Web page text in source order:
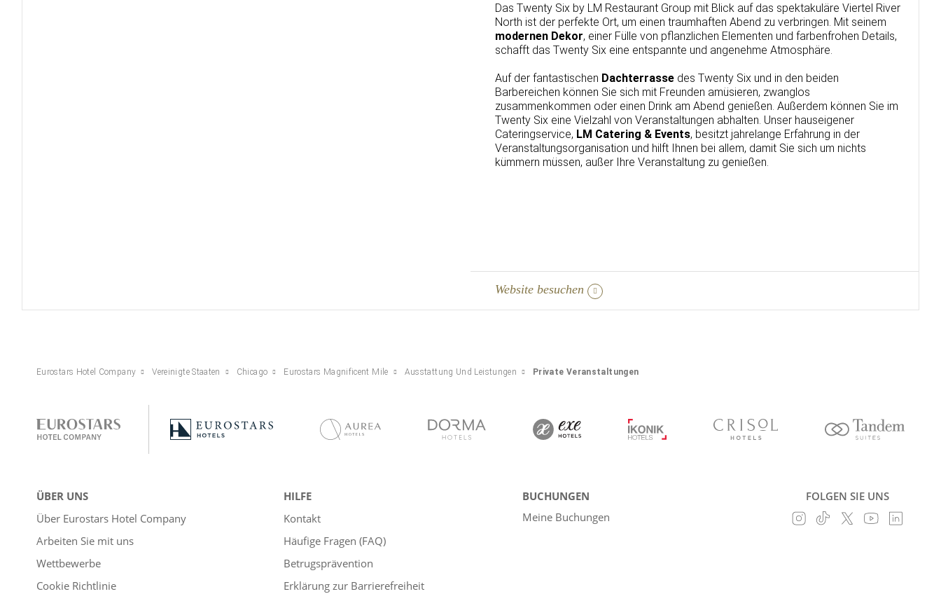
Das Twenty Six by LM Restaurant Group mit Blick auf das spektakuläre Viertel River
North ist der perfekte Ort, um einen traumhaften Abend zu verbringen. Mit seinem
modernen Dekor, einer Fülle von pflanzlichen Elementen und farbenfrohen Details,
schafft das Twenty Six eine entspannte und angenehme Atmosphäre.
Auf der fantastischen Dachterrasse des Twenty Six und in den beiden
Barbereichen können Sie sich mit Freunden amüsieren, zwanglos
zusammenkommen oder einen Drink am Abend genießen. Außerdem können Sie im
Twenty Six eine Vielzahl von Veranstaltungen abhalten. Unser hauseigener
Cateringservice, LM Catering & Events, besitzt jahrelange Erfahrung in der
Veranstaltungsorganisation und hilft Ihnen bei allem, damit Sie sich um nichts
kümmern müssen, außer Ihre Veranstaltung zu genießen.
Website besuchen
Eurostars Hotel Company Vereinigte Staaten Chicago Eurostars Magnificent Mile Ausstattung Und Leistungen Private Veranstaltungen
ÜBER UNS
Über Eurostars Hotel Company
Arbeiten Sie mit uns
Wettbewerbe
Cookie Richtlinie
HILFE
Kontakt
Häufige Fragen (FAQ)
Betrugsprävention
Erklärung zur Barrierefreiheit
BUCHUNGEN
Meine Buchungen
FOLGEN SIE UNS